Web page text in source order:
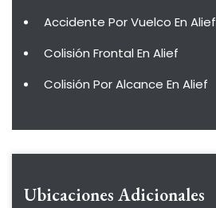
Accidente Por Vuelco En Alief
Colisión Frontal En Alief
Colisión Por Alcance En Alief
Ubicaciones Adicionales